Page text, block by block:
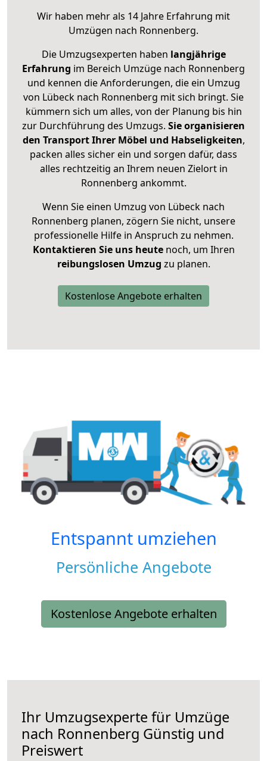
Wir haben mehr als 14 Jahre Erfahrung mit
Umzügen nach Ronnenberg.
Die Umzugsexperten haben langjährige
Erfahrung im Bereich Umzüge nach Ronnenberg
und kennen die Anforderungen, die ein Umzug
von Lübeck nach Ronnenberg mit sich bringt. Sie
kümmern sich um alles, von der Planung bis hin
zur Durchführung des Umzugs. Sie organisieren
den Transport Ihrer Möbel und Habseligkeiten,
packen alles sicher ein und sorgen dafür, dass
alles rechtzeitig an Ihrem neuen Zielort in
Ronnenberg ankommt.
Wenn Sie einen Umzug von Lübeck nach
Ronnenberg planen, zögern Sie nicht, unsere
professionelle Hilfe in Anspruch zu nehmen.
Kontaktieren Sie uns heutenoch, um Ihren
reibungslosen Umzug zu planen.
Kostenlose Angebote erhalten
Entspannt umziehen
Persönliche Angebote
Kostenlose Angebote erhalten
Ihr Umzugsexperte für Umzüge
nach Ronnenberg Günstig und
Preiswert